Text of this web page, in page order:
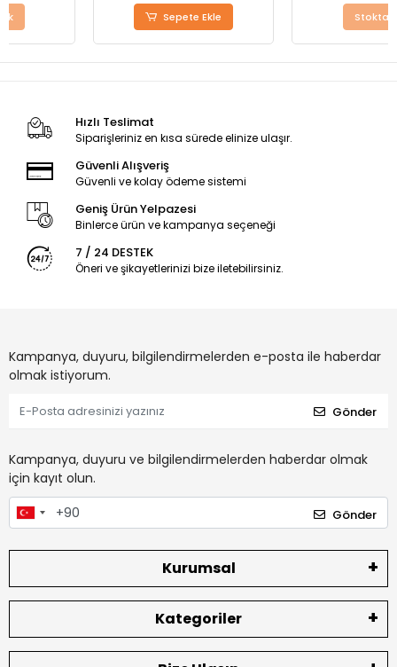
Hızlı Teslimat
Siparişleriniz en kısa sürede elinize ulaşır.
Güvenli Alışveriş
Güvenli ve kolay ödeme sistemi
Geniş Ürün Yelpazesi
Binlerce ürün ve kampanya seçeneği
7 / 24 DESTEK
Öneri ve şikayetlerinizi bize iletebilirsiniz.
Kampanya, duyuru, bilgilendirmelerden e-posta ile haberdar
olmak istiyorum.
Gönder
Kampanya, duyuru ve bilgilendirmelerden haberdar olmak
için kayıt olun.
Gönder
Kurumsal
Kategoriler